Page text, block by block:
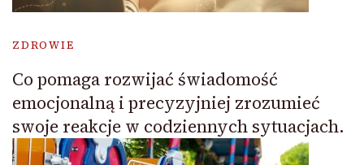
ZDROWIE
Co pomaga rozwijać świadomość
emocjonalną i precyzyjniej zrozumieć
swoje reakcje w codziennych sytuacjach.